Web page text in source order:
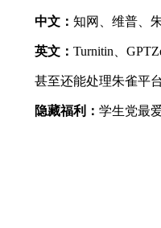
中文： 知网、维普、
英文： Turnitin、
甚至还能处理朱雀平
隐藏福利： 学生党最